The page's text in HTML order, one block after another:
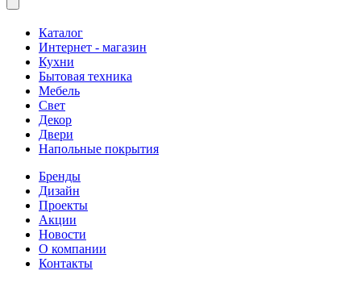
Каталог
Интернет - магазин
Кухни
Бытовая техника
Мебель
Свет
Декор
Двери
Напольные покрытия
Бренды
Дизайн
Проекты
Акции
Новости
О компании
Контакты